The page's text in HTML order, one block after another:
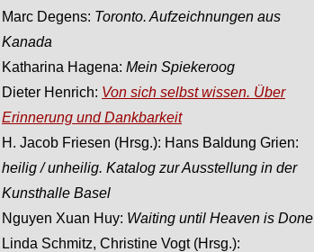
Marc Degens: Toronto. Aufzeichnungen aus
Kanada
Katharina Hagena: Mein Spiekeroog
Dieter Henrich: Von sich selbst wissen. Über
Erinnerung und Dankbarkeit
H. Jacob Friesen (Hrsg.): Hans Baldung Grien:
heilig / unheilig. Katalog zur Ausstellung in der
Kunsthalle Basel
Nguyen Xuan Huy: Waiting until Heaven is Done
Linda Schmitz, Christine Vogt (Hrsg.):